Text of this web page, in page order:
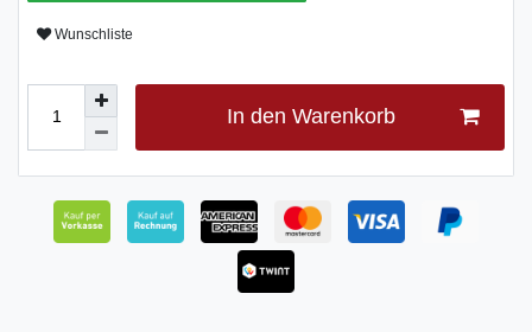
Wunschliste
In den Warenkorb